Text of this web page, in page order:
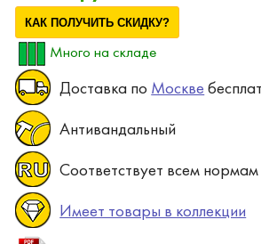
КАК ПОЛУЧИТЬ СКИДКУ?
Много на складе
Доставка по Москве
Антивандальный
Соответствует всем нормам
Имеет товары в коллекции